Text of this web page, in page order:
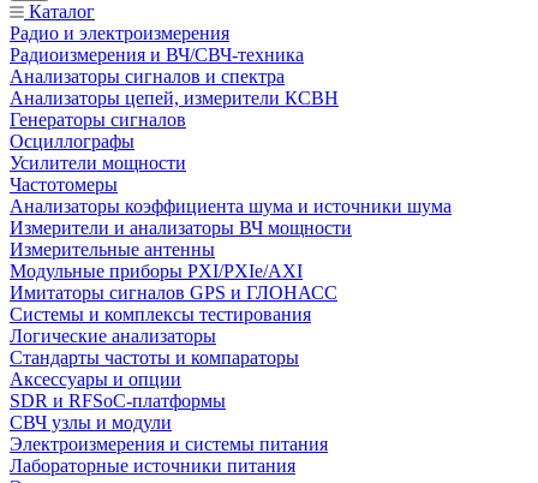
Каталог
Радио и электроизмерения
Радиоизмерения и ВЧ/СВЧ-техника
Анализаторы сигналов и спектра
Анализаторы цепей, измерители КСВН
Генераторы сигналов
Осциллографы
Усилители мощности
Частотомеры
Анализаторы коэффициента шума и источники шума
Измерители и анализаторы ВЧ мощности
Измерительные антенны
Модульные приборы PXI/PXIe/AXI
Имитаторы сигналов GPS и ГЛОНАСС
Системы и комплексы тестирования
Логические анализаторы
Стандарты частоты и компараторы
Аксессуары и опции
SDR и RFSoC‑платформы
СВЧ узлы и модули
Электроизмерения и системы питания
Лабораторные источники питания